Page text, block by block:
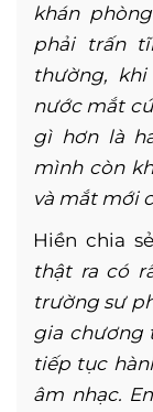
khán
phải trấn
thường,
nước mắt
gì hơn là
mình còn
và mắt mới
Hiền chia
thật ra có
trường sư
gia chương
tiếp tục
âm nhạc.